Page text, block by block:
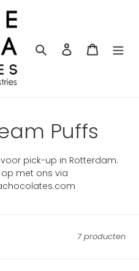
Zoeken Aanmelden
Puffs
pick-up in Rotterdam.
met ons via
7 producten